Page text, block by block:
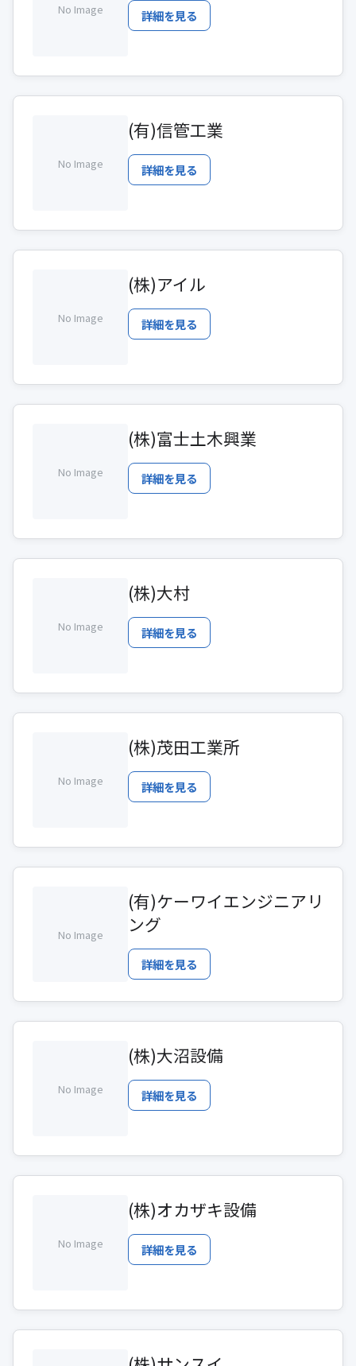
No Image 詳細を見る
No Image
(有)信管工業
詳細を見る
No Image
(株)アイル
詳細を見る
No Image
(株)富士土木興業
詳細を見る
No Image
(株)大村
詳細を見る
No Image
(株)茂田工業所
詳細を見る
No Image
(有)ケーワイエンジニアリ
ング
詳細を見る
No Image
(株)大沼設備
詳細を見る
No Image
(株)オカザキ設備
詳細を見る